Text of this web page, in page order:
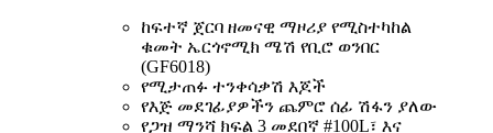
ከፍተኛ ጀርባ ዘመናዊ ማዞሪያ የሚስተካከል
ቁመት ኤርጎኖሚክ ሜሽ የቢሮ ወንበር
(GF6018)
የሚታጠፉ ተንቀሳቃሽ እጆች
የእጅ መደገፊያዎችን ጨምሮ ሰፊ ሽፋን ያለው
የጋዝ ማንሻ ክፍል 3 መደበኛ #100L፣ እና